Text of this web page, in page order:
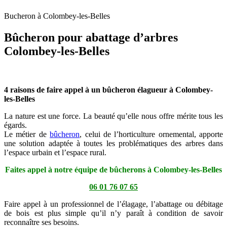
Bucheron à Colombey-les-Belles
Bûcheron pour abattage d’arbres
Colombey-les-Belles
4 raisons de faire appel à un bûcheron élagueur à Colombey-
les-Belles
La nature est une force. La beauté qu’elle nous offre mérite tous les
égards.
Le métier debûcheron, celui de l’horticulture ornemental, apporte
une solution adaptée à toutes les problématiques des arbres dans
l’espace urbain et l’espace rural.
Faites appel à notre équipe de bûcherons à Colombey-les-Belles
06 01 76 07 65
Faire appel à un professionnel de l’élagage, l’abattage ou débitage
de bois est plus simple qu’il n’y paraît à condition de savoir
reconnaître ses besoins.